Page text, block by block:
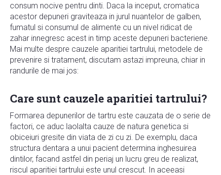
consum nocive pentru dinti. Daca la inceput, cromatica
acestor depuneri graviteaza in jurul nuantelor de galben,
fumatul si consumul de alimente cu un nivel ridicat de
zahar innegresc acest in timp aceste depuneri bacteriene.
Mai multe despre cauzele aparitiei tartrului, metodele de
prevenire si tratament, discutam astazi impreuna, chiar in
randurile de mai jos:
Care sunt cauzele aparitiei tartrului?
Formarea depunerilor de tartru este cauzata de o serie de
factori, ce aduc laolalta cauze de natura genetica si
obiceiuri gresite din viata de zi cu zi. De exemplu, daca
structura dentara a unui pacient determina inghesuirea
dintilor, facand astfel din periaj un lucru greu de realizat,
riscul aparitiei tartrului este unul crescut. In aceeasi